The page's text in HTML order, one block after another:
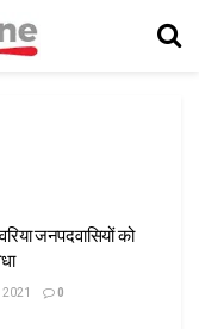
जनपदवासियों को
2021 0